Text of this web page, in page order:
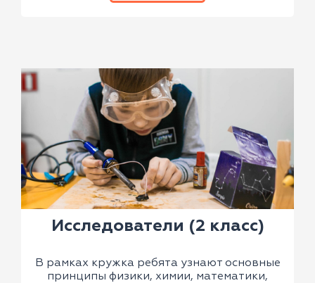
Исследователи (2 класс)
В рамках кружка ребята узнают основные
принципы физики, химии, математики,